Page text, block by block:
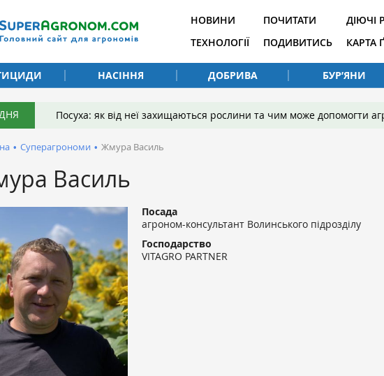
НОВИНИ
ТЕХНОЛОГІЇ
ПОЧИТАТИ
ПОДИВИТИСЬ
ДІЮЧІ
КАРТА
НАСІННЯ ДОБРИВА БУР’ЯНИ
Посуха: як від неї захищаються рослини та чим може допомогти
• Суперагрономи • Жмура Василь
Василь
Посада
агроном-консультант Волинського підрозділу
Господарство
VITAGRO PARTNER